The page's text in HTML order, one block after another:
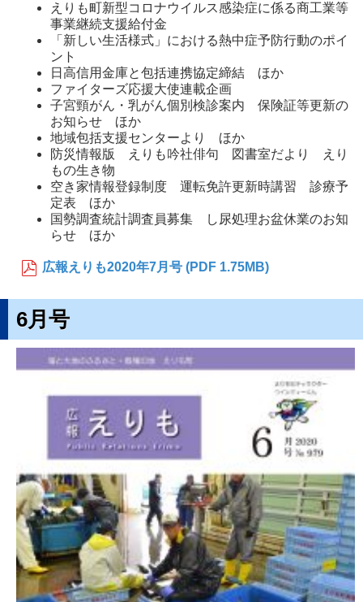
えりも町新型コロナウイルス感染症に係る商工業等
事業継続支援給付金
「新しい生活様式」における熱中症予防行動のポイ
ント
日高信用金庫と包括連携協定締結 ほか
ファイターズ応援大使連載企画
子宮頸がん・乳がん個別検診案内 保険証等更新の
お知らせ ほか
地域包括支援センターより ほか
防災情報版 えりも吟社俳句 図書室だより えり
もの生き物
空き家情報登録制度 運転免許更新時講習 診療予
定表 ほか
国勢調査統計調査員募集 し尿処理お盆休業のお知
らせ ほか
広報えりも2020年7月号 (PDF 1.75MB)
6月号